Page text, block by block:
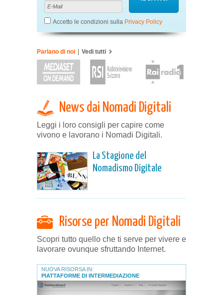
Accetto le condizioni sulla Privacy Policy
Parlano di noi | Vedi tutti
News dai Nomadi Digitali
Leggi i loro consigli per capire come
vivono e lavorano i Nomadi Digitali.
La Stagione del
Nomadismo Digitale
Risorse per Nomadi Digitali
Scopri tutto quello che ti serve per vivere e
lavorare ovunque sfruttando Internet.
NUOVA RISORSA IN:
PIATTAFORME DI INTERMEDIAZIONE